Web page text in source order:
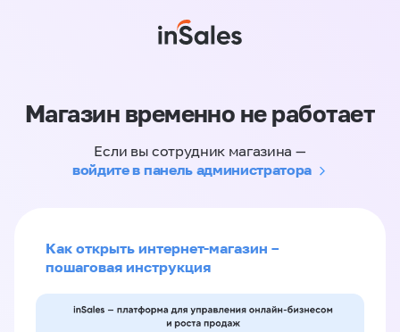
Магазин временно не работает
Если вы сотрудник магазина —
войдите в панель администратора
Как открыть интернет-магазин –
пошаговая инструкция